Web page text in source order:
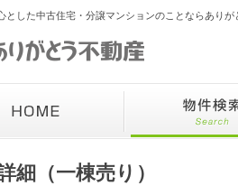
とした中古住宅・分譲マンションのことならありが
細（一棟売り）